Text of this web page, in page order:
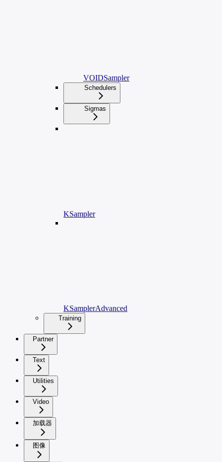
VOIDSampler
Schedulers
Sigmas
KSampler
KSamplerAdvanced
Training
Partner
Text
Utilities
Video
加载器
图像